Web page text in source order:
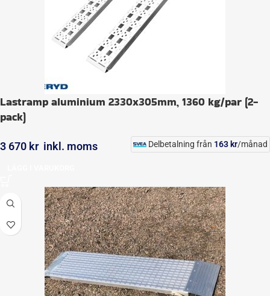
Lastramp aluminium 2330x305mm, 1360 kg/par (2-
pack)
3 670 kr inkl. moms Delbetalning från 163 kr/månad